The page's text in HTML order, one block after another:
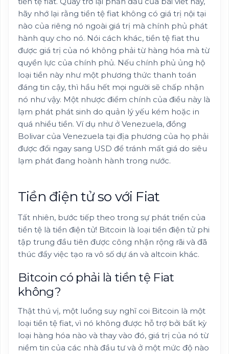
hãy nhớ lại rằng tiền tệ fiat không có giá trị nội tại
nào của riêng nó ngoài giá trị mà chính phủ phát
hành quy cho nó. Nói cách khác, tiền tệ fiat thu
được giá trị của nó không phải từ hàng hóa mà từ
quyền lực của chính phủ. Nếu chính phủ ủng hộ
loại tiền này như một phương thức thanh toán
đáng tin cậy, thì hầu hết mọi người sẽ chấp nhận
nó như vậy. Một nhược điểm chính của điều này là
lạm phát phát sinh do quản lý yếu kém hoặc in
quá nhiều tiền. Ví dụ như ở Venezuela, đồng
Bolivar của Venezuela tại địa phương của họ phải
được đổi ngay sang USD để tránh mất giá do siêu
lạm phát đang hoành hành trong nước.
Tiền điện tử so với Fiat
Tất nhiên, bước tiếp theo trong sự phát triển của
tiền tệ là tiền điện tử! Bitcoin là loại tiền điện tử phi
tập trung đầu tiên được công nhận rộng rãi và đã
thúc đẩy việc tạo ra vô số dự án và altcoin khác.
Bitcoin có phải là tiền tệ Fiat
không?
Thật thú vị, một luồng suy nghĩ coi Bitcoin là một
loại tiền tệ fiat, vì nó không được hỗ trợ bởi bất kỳ
loại hàng hóa nào và thay vào đó, giá trị của nó từ
niềm tin của các nhà đầu tư và ở một mức độ nào